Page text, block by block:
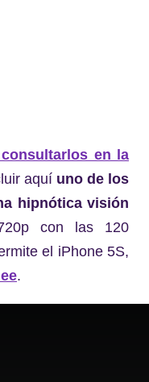
en la
aquí uno de los
hipnótica visión
con las 120
el iPhone 5S,
.